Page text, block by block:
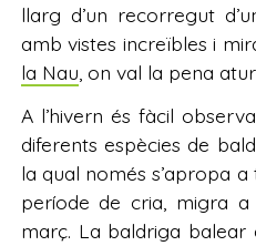
llarg d’un recorregut
amb vistes increïbles i
la Nau , on val la pena
A l’hivern és fàcil
diferents espècies de
la qual només s’apropa
període de cria, migra a
març. La baldriga balear